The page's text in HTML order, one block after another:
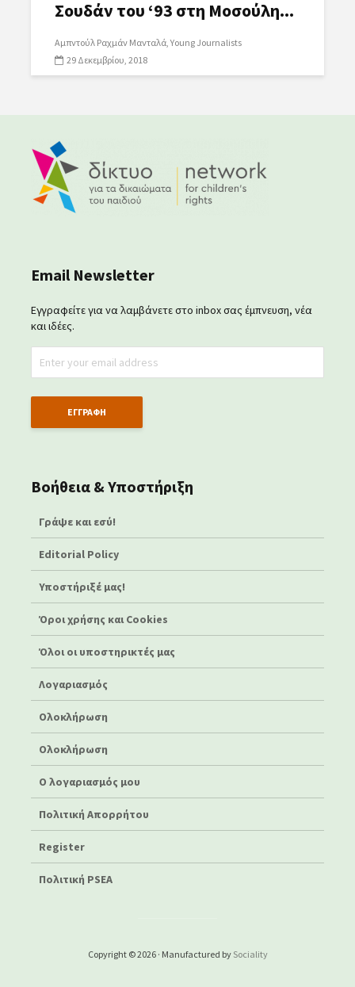
Σουδάν του ‘93 στη Μοσούλη...
Αμπντούλ Ραχμάν Μανταλά Young Journalists
29 Δεκεμβρίου, 2018
Email Newsletter
Εγγραφείτε για να λαμβάνετε στο inbox σας έμπνευση, νέα
και ιδέες.
Βοήθεια & Υποστήριξη
Γράψε και εσύ!
Editorial Policy
Υποστήριξέ μας!
Όροι χρήσης και Cookies
Όλοι οι υποστηρικτές μας
Λογαριασμός
Ολοκλήρωση
Ολοκλήρωση
Ο λογαριασμός μου
Πολιτική Απορρήτου
Register
Πολιτική PSEA
Copyright © 2026 · Manufactured by Sociality